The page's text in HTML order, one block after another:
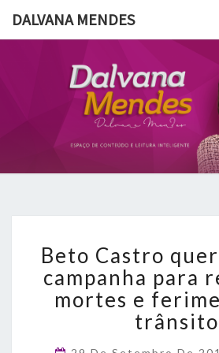
DALVANA MENDES
E
Castro
quer
para
Beto Castro
campanha para
mortes e
trânsito